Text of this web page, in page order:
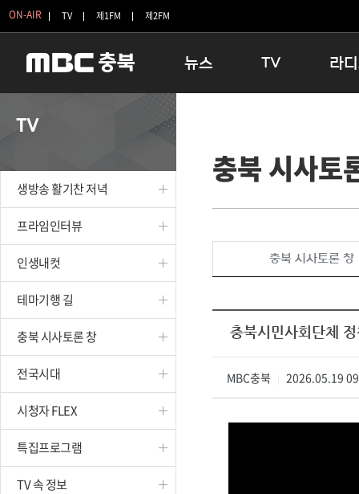
ON-AIR TV 제1FM 제2FM
뉴스
보은
옥천
TV
인생내컷
테마기행 길
시청자 FLEX
특집프로그램
종영프로그램
라
16:00
우리 고
TV
생방송 활기찬 저녁
프라임인터뷰
인생내컷
테마기행 길
충북 시사토론 창
전국시대
시청자 FLEX
특집프로그램
TV 속 정보
충북 시사토
충북 시사토론 창
충북시민사회단체
MBC충북 2026.05.19